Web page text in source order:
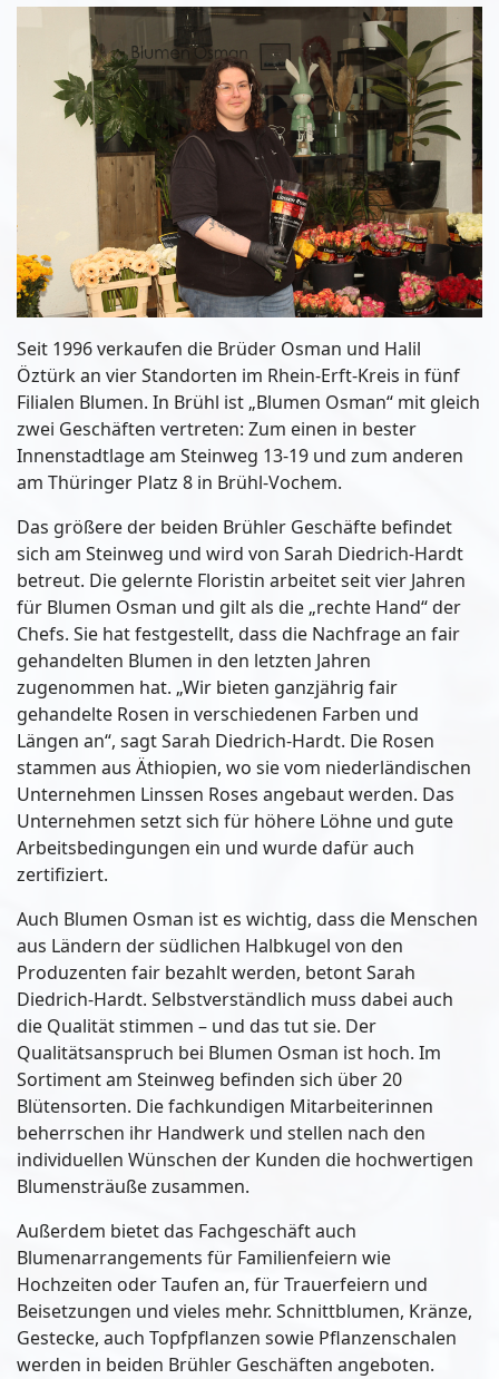
Seit 1996 verkaufen die Brüder Osman und Halil
Öztürk an vier Standorten im Rhein-Erft-Kreis in fünf
Filialen Blumen. In Brühl ist „Blumen Osman“ mit gleich
zwei Geschäften vertreten: Zum einen in bester
Innenstadtlage am Steinweg 13-19 und zum anderen
am Thüringer Platz 8 in Brühl-Vochem.
Das größere der beiden Brühler Geschäfte befindet
sich am Steinweg und wird von Sarah Diedrich-Hardt
betreut. Die gelernte Floristin arbeitet seit vier Jahren
für Blumen Osman und gilt als die „rechte Hand“ der
Chefs. Sie hat festgestellt, dass die Nachfrage an fair
gehandelten Blumen in den letzten Jahren
zugenommen hat. „Wir bieten ganzjährig fair
gehandelte Rosen in verschiedenen Farben und
Längen an“, sagt Sarah Diedrich-Hardt. Die Rosen
stammen aus Äthiopien, wo sie vom niederländischen
Unternehmen Linssen Roses angebaut werden. Das
Unternehmen setzt sich für höhere Löhne und gute
Arbeitsbedingungen ein und wurde dafür auch
zertifiziert.
Auch Blumen Osman ist es wichtig, dass die Menschen
aus Ländern der südlichen Halbkugel von den
Produzenten fair bezahlt werden, betont Sarah
Diedrich-Hardt. Selbstverständlich muss dabei auch
die Qualität stimmen – und das tut sie. Der
Qualitätsanspruch bei Blumen Osman ist hoch. Im
Sortiment am Steinweg befinden sich über 20
Blütensorten. Die fachkundigen Mitarbeiterinnen
beherrschen ihr Handwerk und stellen nach den
individuellen Wünschen der Kunden die hochwertigen
Blumensträuße zusammen.
Außerdem bietet das Fachgeschäft auch
Blumenarrangements für Familienfeiern wie
Hochzeiten oder Taufen an, für Trauerfeiern und
Beisetzungen und vieles mehr. Schnittblumen, Kränze,
Gestecke, auch Topfpflanzen sowie Pflanzenschalen
werden in beiden Brühler Geschäften angeboten.